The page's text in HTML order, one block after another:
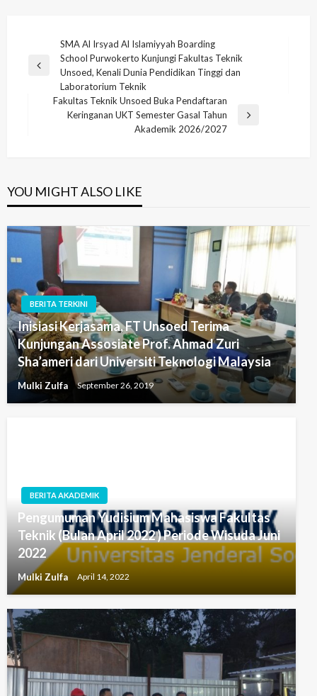
navigation
Previous
SMA Al Irsyad Al Islamiyyah Boarding
School Purwokerto Kunjungi Fakultas Teknik
Unsoed, Kenali Dunia Pendidikan Tinggi dan
Laboratorium Teknik
Fakultas Teknik Unsoed Buka Pendaftaran
Keringanan UKT Semester Gasal Tahun
Akademik 2026/2027
YOU MIGHT ALSO LIKE
BERITA TERKINI
Inisiasi Kerjasama, FT Unsoed Terima
Kunjungan Assosiate Prof. Ahmad Zuri
Sha’ameri dari Universiti Teknologi Malaysia
Mulki Zulfa September 26, 2019
BERITA AKADEMIK
Pengumuman Yudisium Mahasiswa Fakultas
Teknik (Bulan April 2022 ) Periode Wisuda Juni
2022
Mulki Zulfa April 14, 2022